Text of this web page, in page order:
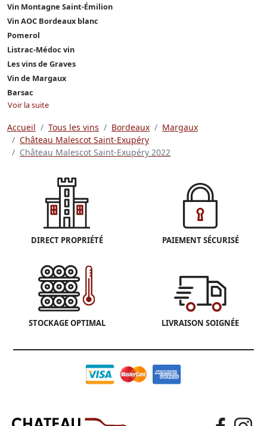
Vin Montagne Saint-Émilion
Vin AOC Bordeaux blanc
Pomerol
Listrac-Médoc vin
Les vins de Graves
Vin de Margaux
Barsac
Voir la suite
Accueil Tous les vins Bordeaux
Margaux
Château Malescot Saint-Exupéry
Château Malescot Saint-Exupéry 2022
DIRECT PROPRIÉTÉ PAIEMENT SÉCURISÉ
STOCKAGE OPTIMAL LIVRAISON SOIGNÉE